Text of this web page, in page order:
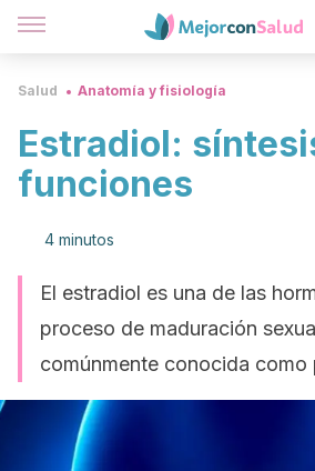
Salud Anatomía y fisiología
Estradiol:
funciones
4 minutos
El estradiol es una de las
proceso de maduración
comúnmente conocida como